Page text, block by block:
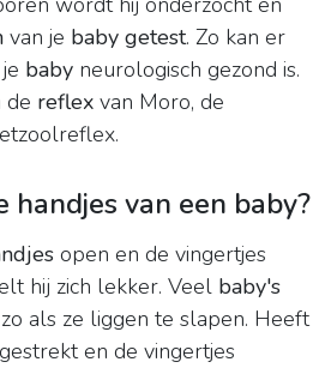
van je baby getest. Zo kan er
baby neurologisch gezond is.
de reflex van Moro, de
handjes van een baby?
open en de vingertjes
hij zich lekker. Veel baby's
zo als ze liggen te slapen. Heeft
gestrekt en de vingertjes